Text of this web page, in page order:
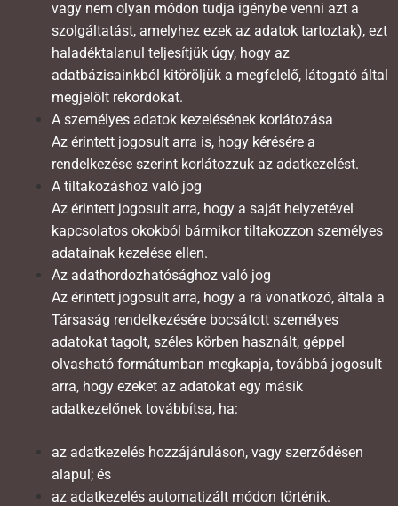
vagy nem olyan módon tudja igénybe venni azt a
szolgáltatást, amelyhez ezek az adatok tartoztak), ezt
haladéktalanul teljesítjük úgy, hogy az
adatbázisainkból kitöröljük a megfelelő, látogató által
megjelölt rekordokat.
A személyes adatok kezelésének korlátozása
Az érintett jogosult arra is, hogy kérésére a
rendelkezése szerint korlátozzuk az adatkezelést.
A tiltakozáshoz való jog
Az érintett jogosult arra, hogy a saját helyzetével
kapcsolatos okokból bármikor tiltakozzon személyes
adatainak kezelése ellen.
Az adathordozhatósághoz való jog
Az érintett jogosult arra, hogy a rá vonatkozó, általa a
Társaság rendelkezésére bocsátott személyes
adatokat tagolt, széles körben használt, géppel
olvasható formátumban megkapja, továbbá jogosult
arra, hogy ezeket az adatokat egy másik
adatkezelőnek továbbítsa, ha:
az adatkezelés hozzájáruláson, vagy szerződésen
alapul; és
az adatkezelés automatizált módon történik.